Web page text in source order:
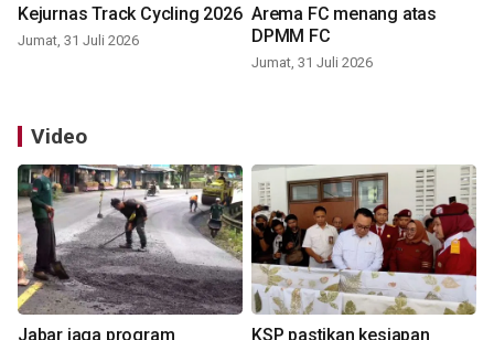
Kejurnas Track Cycling 2026
Jumat, 31 Juli 2026
Arema FC menang atas
DPMM FC
Jumat, 31 Juli 2026
Video
Jabar jaga program
KSP pastikan kesiapan